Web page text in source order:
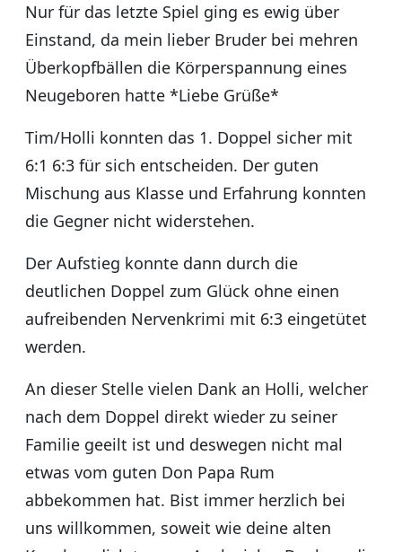
Nur für das letzte Spiel ging es ewig über
Einstand, da mein lieber Bruder bei mehren
Überkopfbällen die Körperspannung eines
Neugeboren hatte *Liebe Grüße*
Tim/Holli konnten das 1. Doppel sicher mit
6:1 6:3 für sich entscheiden. Der guten
Mischung aus Klasse und Erfahrung konnten
die Gegner nicht widerstehen.
Der Aufstieg konnte dann durch die
deutlichen Doppel zum Glück ohne einen
aufreibenden Nervenkrimi mit 6:3 eingetütet
werden.
An dieser Stelle vielen Dank an Holli, welcher
nach dem Doppel direkt wieder zu seiner
Familie geeilt ist und deswegen nicht mal
etwas vom guten Don Papa Rum
abbekommen hat. Bist immer herzlich bei
uns willkommen, soweit wie deine alten